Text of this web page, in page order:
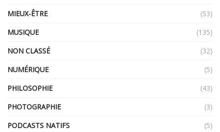
MIEUX-ÊTRE
(53)
MUSIQUE
(135)
NON CLASSÉ
(32)
NUMÉRIQUE
(5)
PHILOSOPHIE
(43)
PHOTOGRAPHIE
(3)
PODCASTS NATIFS
(5)